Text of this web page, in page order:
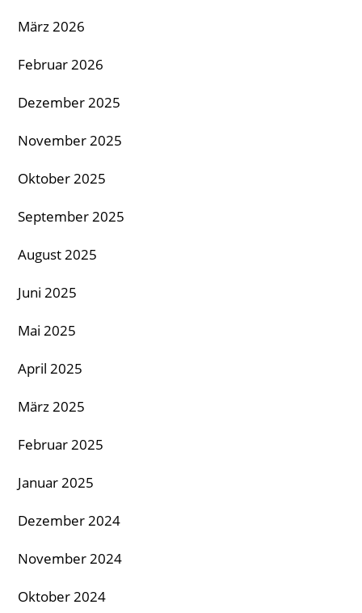
März 2026
Februar 2026
Dezember 2025
November 2025
Oktober 2025
September 2025
August 2025
Juni 2025
Mai 2025
April 2025
März 2025
Februar 2025
Januar 2025
Dezember 2024
November 2024
Oktober 2024